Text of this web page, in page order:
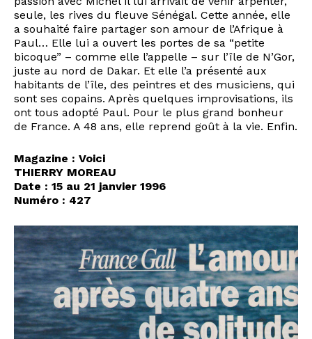
seule, les rives du fleuve Sénégal. Cette année, elle
a souhaité faire partager son amour de l’Afrique à
Paul… Elle lui a ouvert les portes de sa “petite
bicoque” – comme elle l’appelle – sur l’île de N’Gor,
juste au nord de Dakar. Et elle l’a présenté aux
habitants de l’île, des peintres et des musiciens, qui
sont ses copains. Après quelques improvisations, ils
ont tous adopté Paul. Pour le plus grand bonheur
de France. A 48 ans, elle reprend goût à la vie. Enfin.
Magazine : Voici
THIERRY MOREAU
Date : 15 au 21 janvier 1996
Numéro : 427